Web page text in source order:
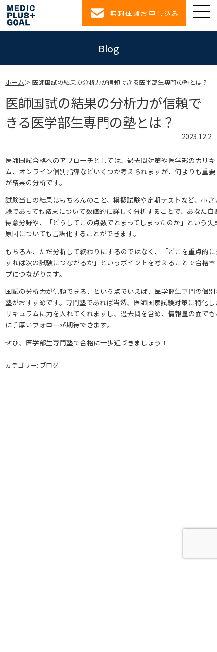
無料体験お申し込み
Blog
ホーム 医師国試の結果の分析力が信頼できる医学部生専門の塾とは？
医師国試の結果の分析力が信頼で
きる医学部生専門の塾とは？
2023.12.2
医師国試合格へのアプローチとしては、過去問対策や医学部のカリ
ム、オンライン個別指導などいくつか考えられますが、何よりも重
が結果の分析です。
試験当日の結果はもちろんのこと、模擬試験や定期テストなど、小さ
験であっても結果について数値的に詳しく分析することで、あなた自
得意分野や、「どうしてこの点数でとまってしまったのか」という失
原因についても言語化することができます。
もちろん、ただ分析して終わりにするのではなく、「どこを重点的
すれば次の試験につながるか」というポイントを考えることで合格
プにつながります。
国試の分析力が信頼できる、という点でいえば、医学部生専門の個
塾がおすすめです。専門塾であれば当然、医師国家試験対策に特化し
リキュラムに力を入れてくれますし、過去問を含め、情報量の面で
に手厚いフォローが期待できます。
ぜひ、医学部生専門塾で合格に一歩近づきましょう！
カテゴリー: ブログ